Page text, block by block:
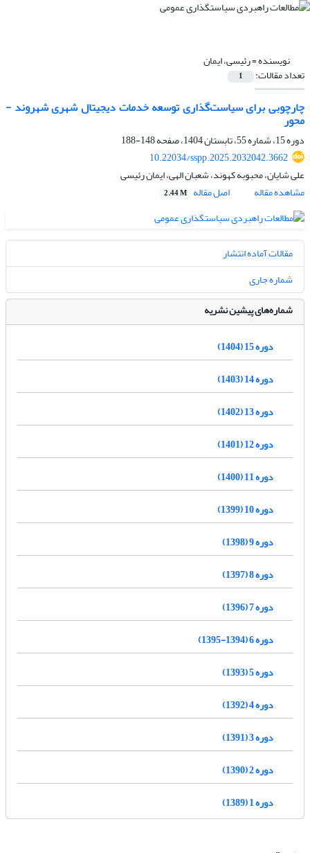
نویسنده =رئیسی، ایمان
تعداد مقالات: 1
چارچوبی برای سیاست‌گذاری توسعه خدمات دیجیتال شهری شهروند -
محور
دوره 15، شماره 55، تابستان 1404، صفحه
148-188
10.22034/sspp.2025.2032042.3662
علی شایان، محبوبه کهوند، شعبان الهی، ایمان رئیسی
مشاهده مقاله
اصل مقاله 2.44 M
مقالات آماده انتشار
شماره جاری
شماره‌های پیشین نشریه
دوره 15 (1404)
دوره 14 (1403)
دوره 13 (1402)
دوره 12 (1401)
دوره 11 (1400)
دوره 10 (1399)
دوره 9 (1398)
دوره 8 (1397)
دوره 7 (1396)
دوره 6 (1394-1395)
دوره 5 (1393)
دوره 4 (1392)
دوره 3 (1391)
دوره 2 (1390)
دوره 1 (1389)